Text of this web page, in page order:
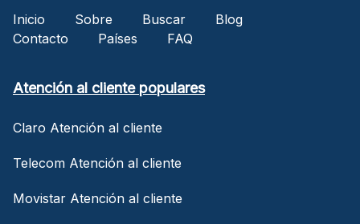
Inicio Sobre Buscar
Blog
Contacto
Países FAQ
Atención al cliente populares
Claro Atención al cliente
Telecom Atención al cliente
Movistar Atención al cliente